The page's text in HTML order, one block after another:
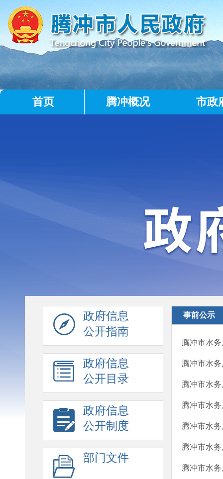
首页 腾冲概况 市政
政府信息
公开指南
政府信息
公开目录
政府信息
公开制度
部门文件
事前公示
腾冲市水
腾冲市水
腾冲市水
腾冲市水
腾冲市水
腾冲市水
腾冲市水